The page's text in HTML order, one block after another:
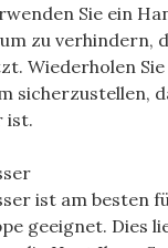
Sie ein
zu verhindern,
Wiederholen
sicherzustellen,
ist.
ist am besten
geeignet. Dies